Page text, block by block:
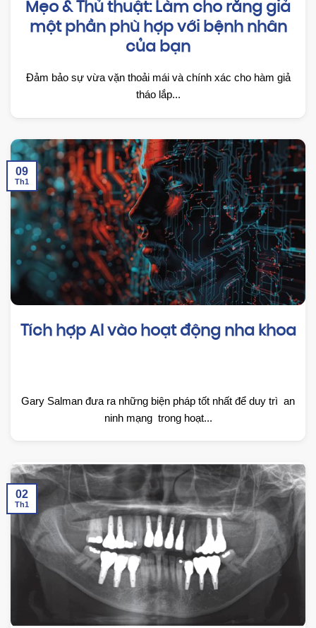
Mẹo & Thủ thuật: Làm cho răng giả
một phần phù hợp với bệnh nhân
của bạn
Đảm bảo sự vừa vặn thoải mái và chính xác cho hàm giả
tháo lắp...
Tích hợp AI vào hoạt động nha khoa
Gary Salman đưa ra những biện pháp tốt nhất để duy trì an
ninh mạng trong hoạt...
09
Th1
02
Th1